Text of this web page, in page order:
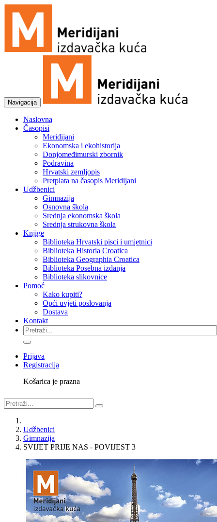
Navigacija
Naslovna
Časopisi
Meridijani
Ekonomska i ekohistorija
Donjomeđimurski zbornik
Podravina
Hrvatski zemljopis
Pretplata na časopis Meridijani
Udžbenici
Gimnazija
Osnovna škola
Srednja ekonomska škola
Srednja strukovna škola
Knjige
Biblioteka Hrvatski pisci i umjetnici
Biblioteka Historia Croatica
Biblioteka Geographia Croatica
Biblioteka Posebna izdanja
Biblioteka slikovnice
Pomoć
Kako kupiti?
Opći uvjeti poslovanja
Dostava
Kontakt
Prijava
Registracija
Košarica je prazna
Udžbenici
Gimnazija
SVIJET PRIJE NAS - POVIJEST 3